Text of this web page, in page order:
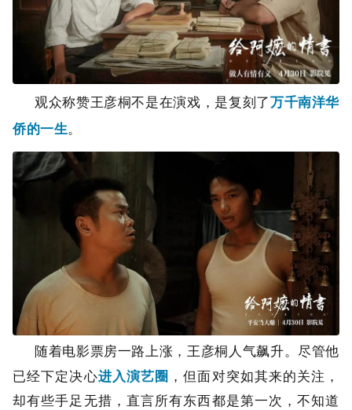
观众称赞王彦桐不是在演戏，是复刻了万千南洋华
侨的一生。
随着电影票房一路上涨，王彦桐人气飙升。尽管他
已经下定决心进入演艺圈 ，但面对突如其来的关注，
却有些手足无措，直言所有东西都是第一次，不知道